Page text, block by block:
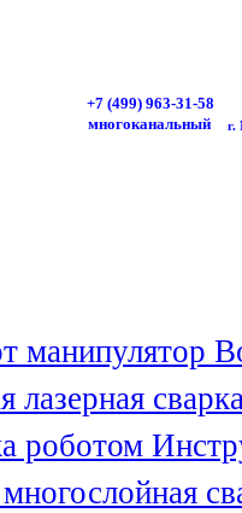
+7 (499) 963-31-58
многоканальный
г.
манипулятор
лазерная
роботом